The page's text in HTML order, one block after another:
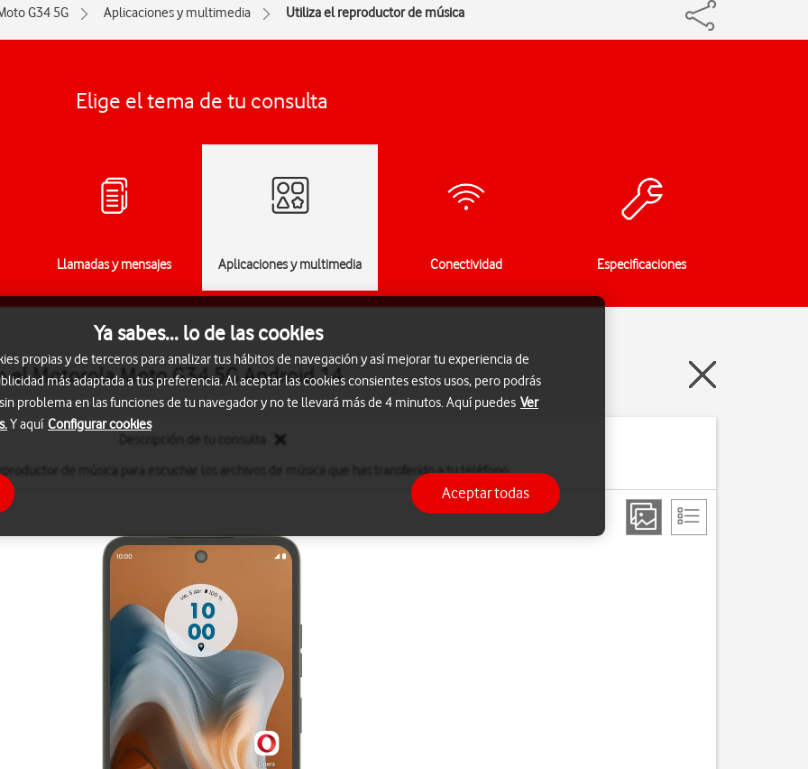
G34 5G Aplicaciones y multimedia Utiliza el reproductor de música
Elige el tema de tu consulta
Llamadas y mensajes Aplicaciones y multimedia Conectividad Especificaciones
Motorola Moto G34 5G Android 14
de música para escuchar los archivos de música que has transferido a tu teléfono.
Ya sabes... lo de las cookies
propias y de terceros para analizar tus hábitos de navegación y así mejorar tu experiencia de
más adaptada a tus preferencia. Al aceptar las cookies consientes estos usos, pero podrás
problema en las funciones de tu navegador y no te llevará más de 4 minutos. Aquí puedes Ver
Y aquí Configurar cookies
Aceptar todas